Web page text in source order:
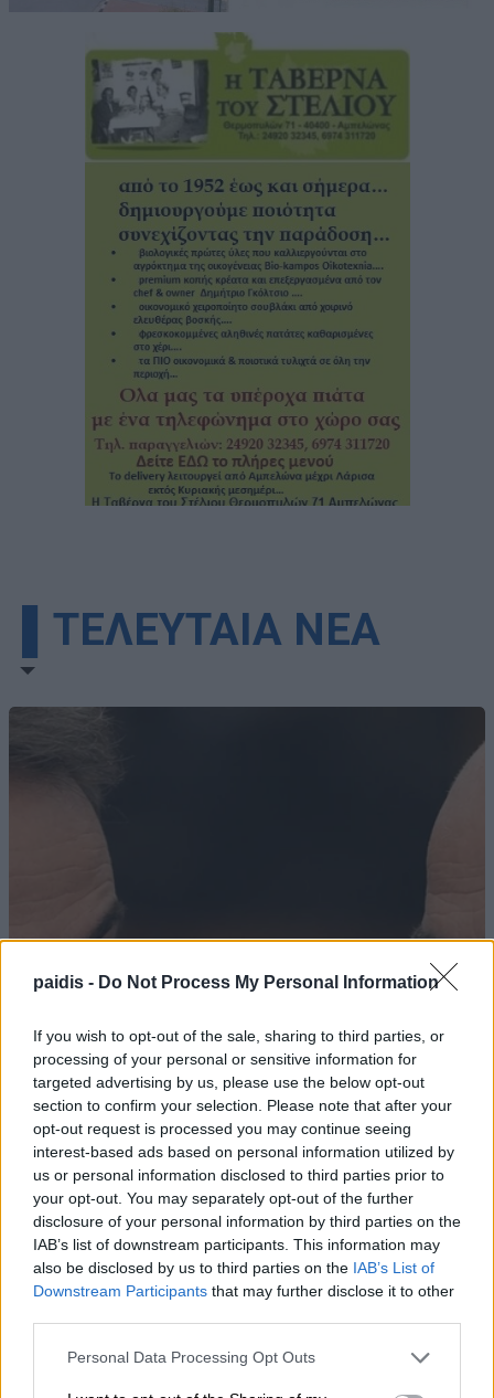
paidis - Do Not Process My Personal Information
If you wish to opt-out of the sale, sharing to third parties, or
processing of your personal or sensitive information for
targeted advertising by us, please use the below opt-out
section to confirm your selection. Please note that after your
opt-out request is processed you may continue seeing
interest-based ads based on personal information utilized by
us or personal information disclosed to third parties prior to
your opt-out. You may separately opt-out of the further
disclosure of your personal information by third parties on the
IAB’s list of downstream participants. This information may
also be disclosed by us to third parties on the IAB’s List of
Downstream Participants that may further disclose it to other
Personal Data Processing Opt Outs
▌ΤΕΛΕΥΤΑΙΑ ΝΕΑ